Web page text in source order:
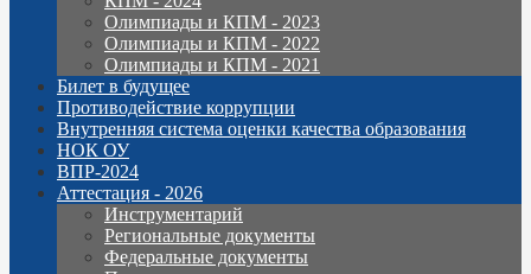
Олимпиады и КПМ - 2023
Олимпиады и КПМ - 2022
Олимпиады и КПМ - 2021
Билет в будущее
Противодействие коррупции
Внутренняя система оценки качества образования
НОК ОУ
ВПР-2024
Аттестация - 2026
Инструментарий
Региональные документы
Федеральные документы